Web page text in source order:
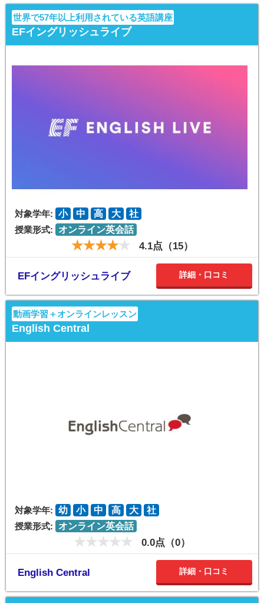
世界で57年以上利用されている英語講座
EFイングリッシュライブ
対象学年: 小 中 高 大
社
授業形式:
オンライン英会話
4.1点（15）
EFイングリッシュライブ 詳細・口コミ
動画学習＋オンラインレッスン
English Central
対象学年: 幼 小 中 高 大
社
授業形式:
オンライン英会話
0.0点（0）
English Central 詳細・口コミ